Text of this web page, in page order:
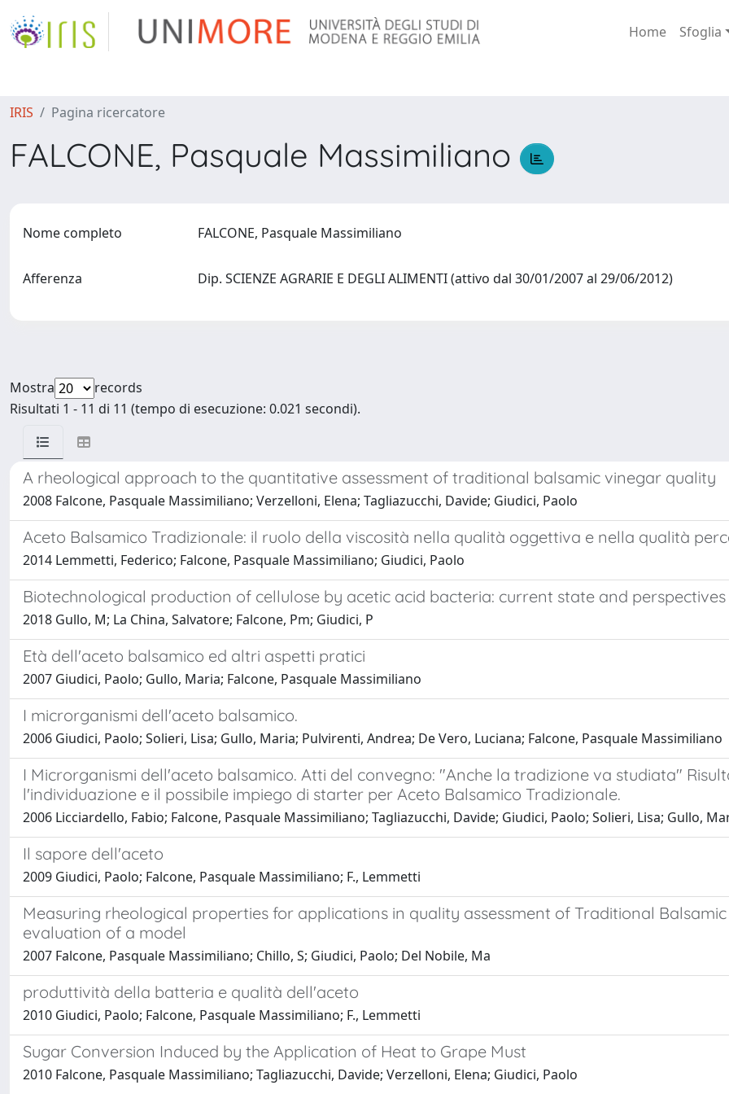
Home Sfoglia
IRIS Pagina ricercatore
FALCONE, Pasquale Massimiliano
Nome completo FALCONE, Pasquale Massimiliano
Afferenza Dip. SCIENZE AGRARIE E DEGLI ALIMENTI (attivo dal 30/01/2007 al 29/06/2012)
Mostra
records
Risultati 1 - 11 di 11 (tempo di esecuzione: 0.021 secondi).
A rheological approach to the quantitative assessment of traditional balsamic vinegar quality
2008 Falcone, Pasquale Massimiliano; Verzelloni, Elena; Tagliazucchi, Davide; Giudici, Paolo
Aceto Balsamico Tradizionale: il ruolo della viscosità nella qualità oggettiva e nella qualità
2014 Lemmetti, Federico; Falcone, Pasquale Massimiliano; Giudici, Paolo
Biotechnological production of cellulose by acetic acid bacteria: current state and perspectives
2018 Gullo, M; La China, Salvatore; Falcone, Pm; Giudici, P
Età dell'aceto balsamico ed altri aspetti pratici
2007 Giudici, Paolo; Gullo, Maria; Falcone, Pasquale Massimiliano
I microrganismi dell'aceto balsamico.
2006 Giudici, Paolo; Solieri, Lisa; Gullo, Maria; Pulvirenti, Andrea; De Vero, Luciana; Falcone, Pasquale Massimiliano
I Microrganismi dell'aceto balsamico. Atti del convegno: "Anche la tradizione va studiata"
l'individuazione e il possibile impiego di starter per Aceto Balsamico Tradizionale.
2006 Licciardello, Fabio; Falcone, Pasquale Massimiliano; Tagliazucchi, Davide; Giudici, Paolo; Solieri, Lisa; Gullo,
Il sapore dell'aceto
2009 Giudici, Paolo; Falcone, Pasquale Massimiliano; F., Lemmetti
Measuring rheological properties for applications in quality assessment of Traditional
evaluation of a model
2007 Falcone, Pasquale Massimiliano; Chillo, S; Giudici, Paolo; Del Nobile, Ma
produttività della batteria e qualità dell'aceto
2010 Giudici, Paolo; Falcone, Pasquale Massimiliano; F., Lemmetti
Sugar Conversion Induced by the Application of Heat to Grape Must
2010 Falcone, Pasquale Massimiliano; Tagliazucchi, Davide; Verzelloni, Elena; Giudici, Paolo